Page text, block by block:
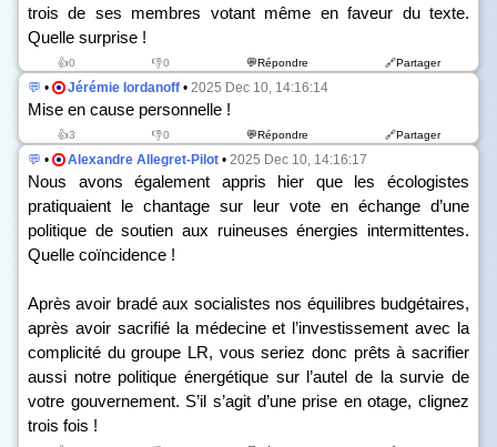
trois de ses membres votant même en faveur du texte.
Quelle surprise !
👍0 👎0 💬Répondre 🔗Partager
💬 • Jérémie Iordanoff • 2025 Dec 10, 14:16:14
Mise en cause personnelle !
👍3 👎0 💬Répondre 🔗Partager
💬 • Alexandre Allegret-Pilot • 2025 Dec 10, 14:16:17
Nous avons également appris hier que les écologistes
pratiquaient le chantage sur leur vote en échange d’une
politique de soutien aux ruineuses énergies intermittentes.
Quelle coïncidence !
Après avoir bradé aux socialistes nos équilibres budgétaires,
après avoir sacrifié la médecine et l’investissement avec la
complicité du groupe LR, vous seriez donc prêts à sacrifier
aussi notre politique énergétique sur l’autel de la survie de
votre gouvernement. S’il s’agit d’une prise en otage, clignez
trois fois !